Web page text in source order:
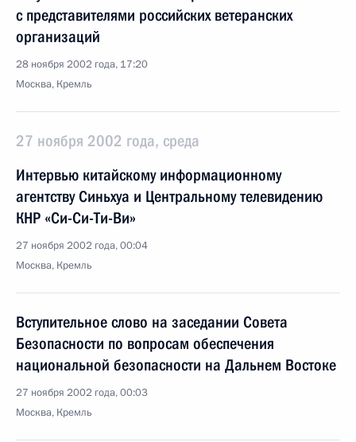
с представителями российских ветеранских
организаций
28 ноября 2002 года, 17:20
Москва, Кремль
27 ноября 2002 года, среда
Интервью китайскому информационному
агентству Синьхуа и Центральному телевидению
КНР «Си-Си-Ти-Ви»
27 ноября 2002 года, 00:04
Москва, Кремль
Вступительное слово на заседании Совета
Безопасности по вопросам обеспечения
национальной безопасности на Дальнем Востоке
27 ноября 2002 года, 00:03
Москва, Кремль